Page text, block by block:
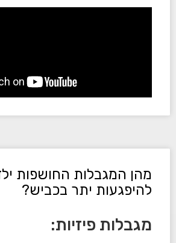
מהן המגבלות החושפות
להיפגעות יתר בכביש?
מגבלות פיזיות: